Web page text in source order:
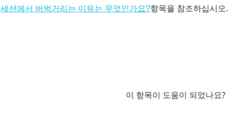
세션에서 버벅거리는 이유는 무엇인가요?항목을 참조하십시오.
이 항목이 도움이 되었나요?